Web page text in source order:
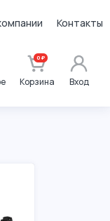
Контакты
0 ₽
Корзина Вход